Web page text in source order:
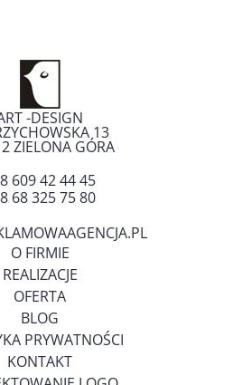
-DESIGN
13
ZIELONA GÓRA
609 42 44 45
68 325 75 80
O FIRMIE
REALIZACJE
OFERTA
BLOG
PRYWATNOŚCI
KONTAKT